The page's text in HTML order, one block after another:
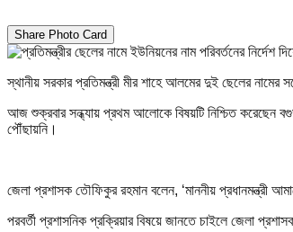
Share Photo Card
স্থানীয় সরকার প্রতিমন্ত্রী মীর শাহে আলমের দুই ছেলের নামের
আজ শুক্রবার সন্ধ্যায় প্রথম আলোকে বিষয়টি নিশ্চিত করেছেন
পৌঁছায়নি।
জেলা প্রশাসক তৌফিকুর রহমান বলেন, ‘মাননীয় প্রধানমন্ত্রী
পরবর্তী প্রশাসনিক প্রক্রিয়ার বিষয়ে জানতে চাইলে জেলা